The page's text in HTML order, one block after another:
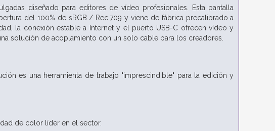
diseñado para editores de vídeo profesionales. Esta pantalla
del 100% de sRGB / Rec.709 y viene de fábrica precalibrado a
la conexión estable a Internet y el puerto USB-C ofrecen vídeo y
solución de acoplamiento con un solo cable para los creadores.
es una herramienta de trabajo "imprescindible" para la edición y
de color líder en el sector.